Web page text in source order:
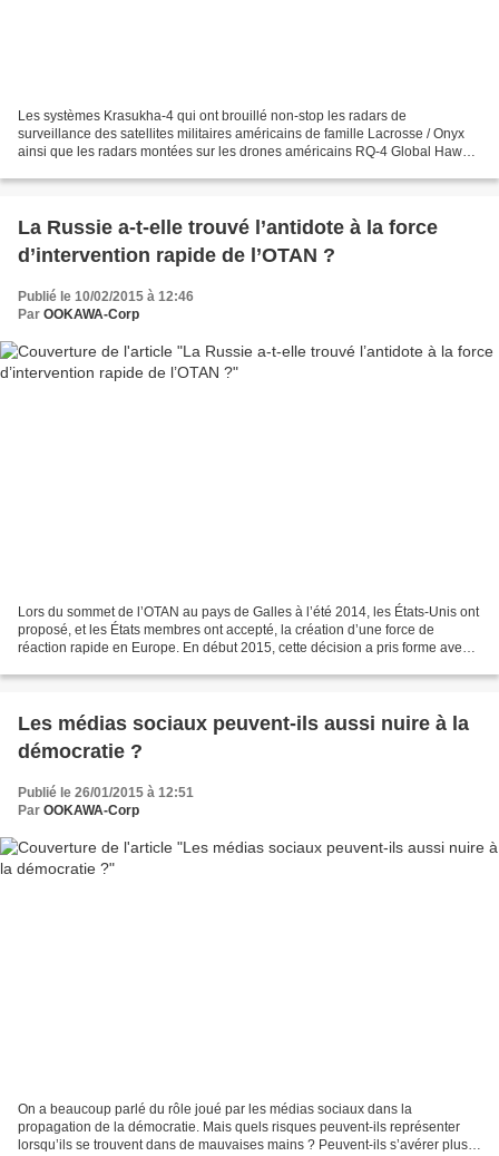
Les systèmes Krasukha-4 qui ont brouillé non-stop les radars de
surveillance des satellites militaires américains de famille Lacrosse / Onyx
ainsi que les radars montées sur les drones américains RQ-4 Global Hawk,
La Russie a-t-elle trouvé l’antidote à la force
d’intervention rapide de l’OTAN ?
Publié le 10/02/2015 à 12:46
Par OOKAWA-Corp
Lors du sommet de l’OTAN au pays de Galles à l’été 2014, les États-Unis ont
proposé, et les États membres ont accepté, la création d’une force de
réaction rapide en Europe. En début 2015, cette décision a pris forme avec
Les médias sociaux peuvent-ils aussi nuire à la
démocratie ?
Publié le 26/01/2015 à 12:51
Par OOKAWA-Corp
On a beaucoup parlé du rôle joué par les médias sociaux dans la
propagation de la démocratie. Mais quels risques peuvent-ils représenter
lorsqu’ils se trouvent dans de mauvaises mains ? Peuvent-ils s’avérer plus